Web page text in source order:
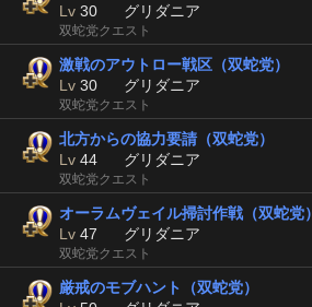
Lv 30 グリダニア
双蛇党クエスト
激戦のアウトロー戦区（双蛇党）
Lv 30 グリダニア
双蛇党クエスト
北方からの協力要請（双蛇党）
Lv 44 グリダニア
双蛇党クエスト
オーラムヴェイル掃討作戦（双蛇党）
Lv 47 グリダニア
双蛇党クエスト
厳戒のモブハント（双蛇党）